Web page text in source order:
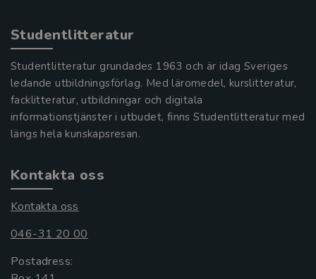
Studentlitteratur
Studentlitteratur grundades 1963 och är idag Sveriges
ledande utbildningsförlag. Med läromedel, kurslitteratur,
facklitteratur, utbildningar och digitala
informationstjänster i utbudet, finns Studentlitteratur med
längs hela kunskapsresan.
Kontakta oss
Kontakta oss
046-31 20 00
Postadress: